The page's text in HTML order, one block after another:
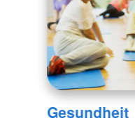
Gesundheit